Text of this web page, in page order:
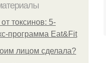
токсинов: 5-
программа Eat&Fit
лицом сделала?